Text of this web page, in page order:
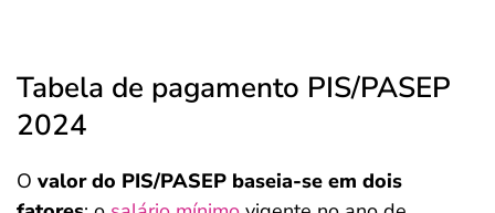
Tabela de pagamento PIS/PASEP
2024
O valor do PIS/PASEP baseia-se em dois